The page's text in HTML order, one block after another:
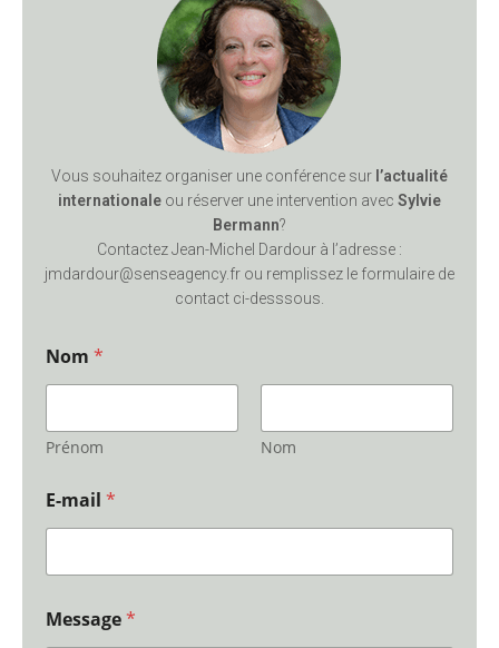
Vous souhaitez organiser une conférence sur l’actualité
internationale ou réserver une intervention avec Sylvie
Bermann?
Contactez Jean-Michel Dardour à l’adresse :
jmdardour@senseagency.fr ou remplissez le formulaire de
contact ci-desssous.
Nom *
Prénom Nom
E-mail *
Message*